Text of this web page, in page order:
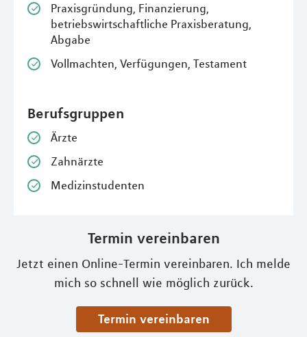
Praxisgründung, Finanzierung,
betriebswirtschaftliche Praxisberatung,
Abgabe
Vollmachten, Verfügungen, Testament
Berufsgruppen
Ärzte
Zahnärzte
Medizinstudenten
Termin vereinbaren
Jetzt einen Online-Termin vereinbaren. Ich melde
mich so schnell wie möglich zurück.
Termin vereinbaren